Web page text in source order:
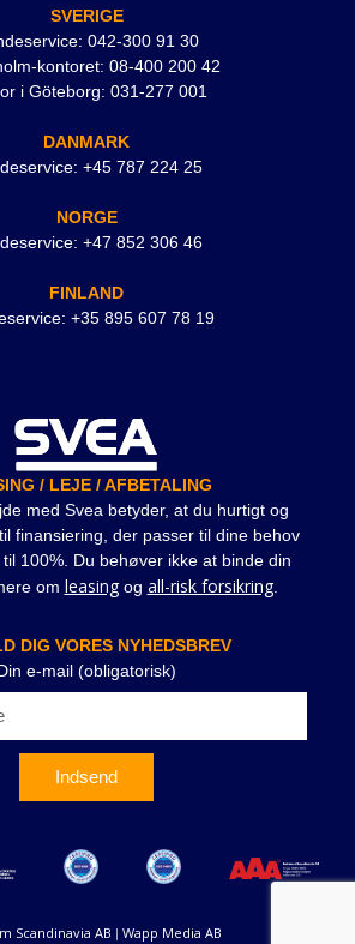
SVERIGE
042-300 91 30
kontoret: 08-400 200 42
i Göteborg: 031-277 001
DANMARK
+45 787 224 25
NORGE
+47 852 306 46
FINLAND
+35 895 607 78 19
/ LEJE / AFBETALING
med Svea betyder, at du hurtigt og
finansiering, der passer til dine behov
100%. Du behøver ikke at binde din
om leasingog all-risk forsikring.
DIG VORES NYHEDSBREV
e-mail (obligatorisk)
Indsend
Scandinavia AB | Wapp Media AB